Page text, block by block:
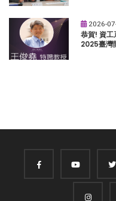
2026-
恭賀! 資工
2025臺灣